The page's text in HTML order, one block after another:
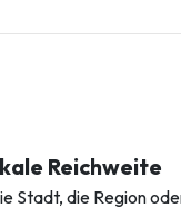
Reichweite
Stadt, die Region